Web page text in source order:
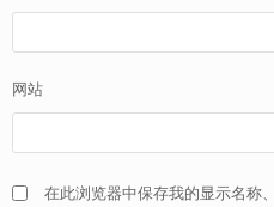
网站
在此浏览器中保存我的显示名称